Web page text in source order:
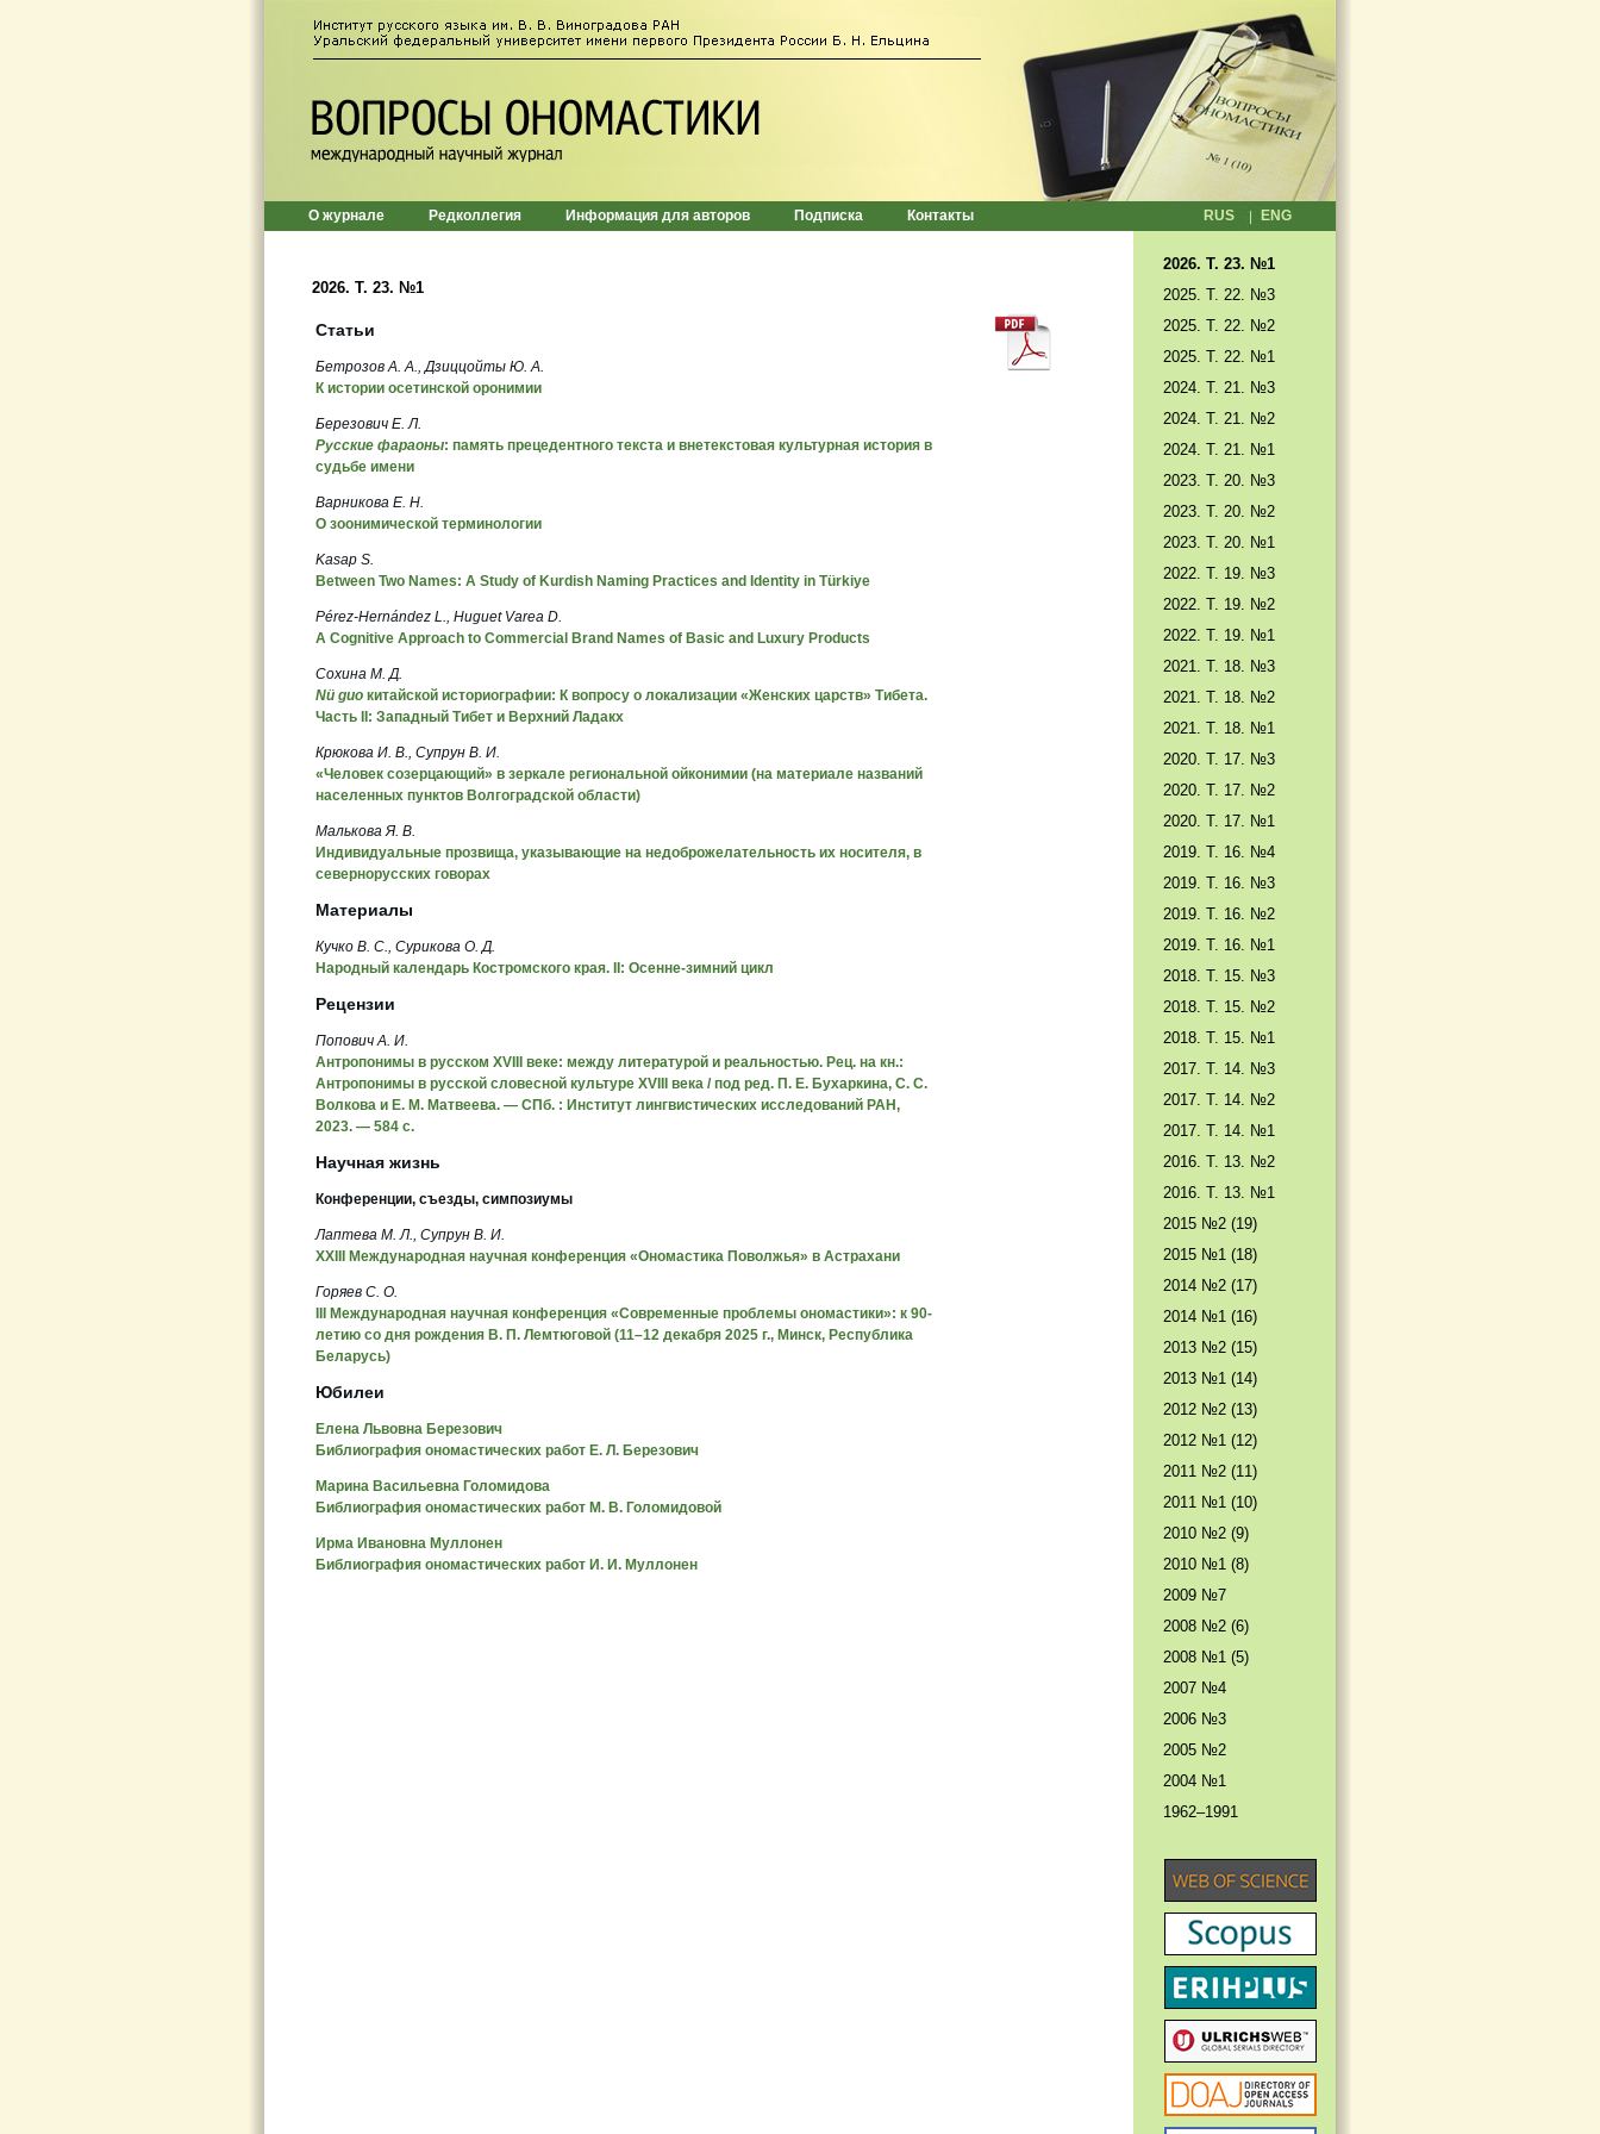
О журнале Редколлегия Информация для авторов Подписка Контакты RUS ENG
2026. T. 23. №1
Статьи
Бетрозов А. А., Дзиццойты Ю. А.
К истории осетинской оронимии
Березович Е. Л.
Русские фараоны: память прецедентного текста и внетекстовая культурная история в
судьбе имени
Варникова Е. Н.
О зоонимической терминологии
Kasap S.
Between Two Names: A Study of Kurdish Naming Practices and Identity in Türkiye
Pérez-Hernández L., Huguet Varea D.
A Cognitive Approach to Commercial Brand Names of Basic and Luxury Products
Сохина М. Д.
Nü guo китайской историографии: К вопросу о локализации «Женских царств» Тибета.
Часть II: Западный Тибет и Верхний Ладакх
Крюкова И. В., Супрун В. И.
«Человек созерцающий» в зеркале региональной ойконимии (на материале названий
населенных пунктов Волгоградской области)
Малькова Я. В.
Индивидуальные прозвища, указывающие на недоброжелательность их носителя, в
севернорусских говорах
Материалы
Кучко В. С., Сурикова О. Д.
Народный календарь Костромского края. II: Осенне-зимний цикл
Рецензии
Попович А. И.
Антропонимы в русском XVIII веке: между литературой и реальностью. Рец. на кн.:
Антропонимы в русской словесной культуре XVIII века / под ред. П. Е. Бухаркина, С. С.
Волкова и Е. М. Матвеева. — СПб. : Институт лингвистических исследований РАН,
2023. — 584 с.
Научная жизнь
Конференции, съезды, симпозиумы
Лаптева М. Л., Супрун В. И.
XXIII Международная научная конференция «Ономастика Поволжья» в Астрахани
Горяев С. О.
III Международная научная конференция «Современные проблемы ономастики»: к 90-
летию со дня рождения В. П. Лемтюговой (11–12 декабря 2025 г., Минск, Республика
Беларусь)
Юбилеи
Елена Львовна Березович
Библиография ономастических работ Е. Л. Березович
Марина Васильевна Голомидова
Библиография ономастических работ М. В. Голомидовой
Ирма Ивановна Муллонен
Библиография ономастических работ И. И. Муллонен
2026. T. 23. №1
2025. T. 22. №3
2025. Т. 22. №2
2025. Т. 22. №1
2024. Т. 21. №3
2024. Т. 21. №2
2024. Т. 21. №1
2023. Т. 20. №3
2023. Т. 20. №2
2023. Т. 20. №1
2022. Т. 19. №3
2022. Т. 19. №2
2022. Т. 19. №1
2021. Т. 18. №3
2021. Т. 18. №2
2021. Т. 18. №1
2020. Т. 17. №3
2020. Т. 17. №2
2020. Т. 17. №1
2019. Т. 16. №4
2019. Т. 16. №3
2019. Т. 16. №2
2019. Т. 16. №1
2018. Т. 15. №3
2018. Т. 15. №2
2018. Т. 15. №1
2017. T. 14. №3
2017. T. 14. №2
2017. T. 14. №1
2016. T. 13. №2
2016. T. 13. №1
2015 №2 (19)
2015 №1 (18)
2014 №2 (17)
2014 №1 (16)
2013 №2 (15)
2013 №1 (14)
2012 №2 (13)
2012 №1 (12)
2011 №2 (11)
2011 №1 (10)
2010 №2 (9)
2010 №1 (8)
2009 №7
2008 №2 (6)
2008 №1 (5)
2007 №4
2006 №3
2005 №2
2004 №1
1962–1991